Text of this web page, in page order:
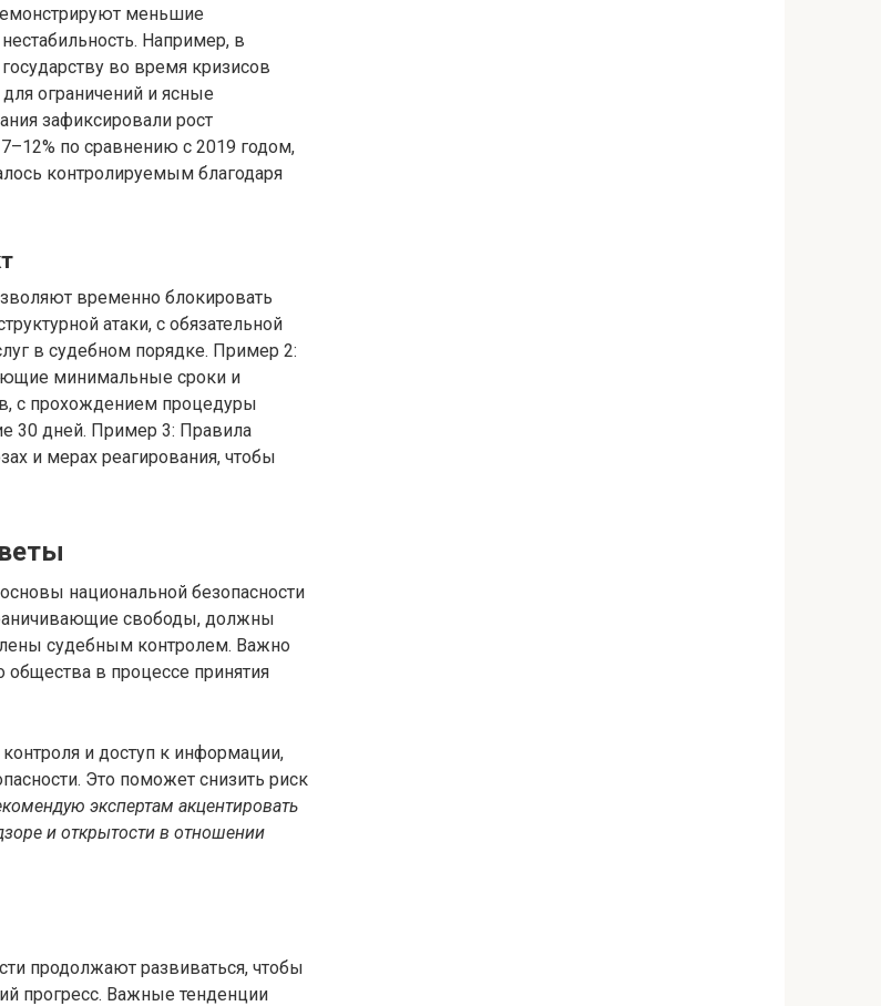
меньшие
Например, в
во время кризисов
ограничений и ясные
зафиксировали рост
по сравнению с 2019 годом,
контролируемым благодаря
временно блокировать
атаки, с обязательной
в судебном порядке. Пример 2:
минимальные сроки и
с прохождением процедуры
30 дней. Пример 3: Правила
и мерах реагирования, чтобы
национальной безопасности
свободы, должны
судебным контролем. Важно
общества в процессе принятия
и доступ к информации,
Это поможет снизить риск
экспертам акцентировать
и открытости в отношении
продолжают развиваться, чтобы
прогресс. Важные тенденции